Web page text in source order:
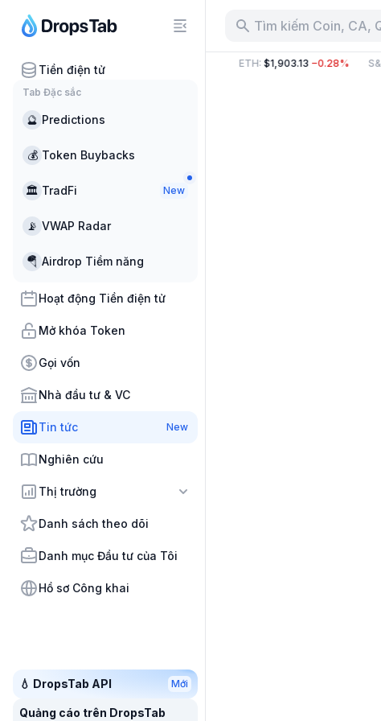
Tiền điện tử
Tab Đặc sắc
🔮 Predictions
💰 Token Buybacks
🏛 TradFi New
📡 VWAP Radar
🪂 Airdrop Tiềm năng
Hoạt động Tiền điện tử
Mở khóa Token
Gọi vốn
Nhà đầu tư & VC
Tin tức New
Nghiên cứu
Thị trường
Danh sách theo dõi
Danh mục Đầu tư của Tôi
Hồ sơ Công khai
💧 DropsTab API Mới
Quảng cáo trên DropsTab
Tìm kiếm Coin, CA,
B −16.00% BTC ETH:$1,903.13 −0.28%